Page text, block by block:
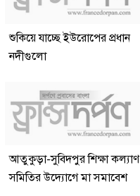
শুকিয়ে যাচ্ছে ইউরোপের প্রধান
নদীগুলো
আতুকুড়া-সুবিদপুর শিক্ষা কল্যাণ
সমিতির উদ্যোগে মা সমাবেশ